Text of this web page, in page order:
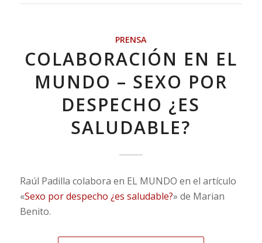
PRENSA
COLABORACIÓN EN EL
MUNDO – SEXO POR
DESPECHO ¿ES
SALUDABLE?
Raúl Padilla colabora en EL MUNDO en el artículo
«Sexo por despecho ¿es saludable?» de Marian
Benito.